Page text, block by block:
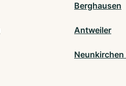
Berghausen
Antweiler
Neunkirchen